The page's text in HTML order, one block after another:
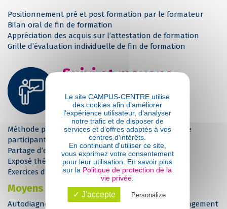
Positionnement pré et post formation par le formateur
Bilan oral de fin de formation
Appréciation des acquis sur l’attestation de formation
Grille d’évaluation individuelle de fin de formation
Suivi et moyens
pédagogiques
Pédagogie
Méthode participative favorisant les échanges entre
participants
Partage d’expériences
Exposé théorique des outils et des méthodes
Exercices d’application
Moyens et outils
Autodiagnostic pour mesurer sa résistance au changement
Le site CAMPUS-CENTRE utilise
des cookies afin d'améliorer
l'expérience utilisateur, d'analyser
notre trafic et de disposer de
services et d’offres adaptés à vos
centres d’intérêts.
En continuant d'utiliser ce site,
vous exprimez votre consentement
pour leur utilisation. En savoir plus
sur la Politique de protection de la
vie privée
✓ J'accepte Personalize